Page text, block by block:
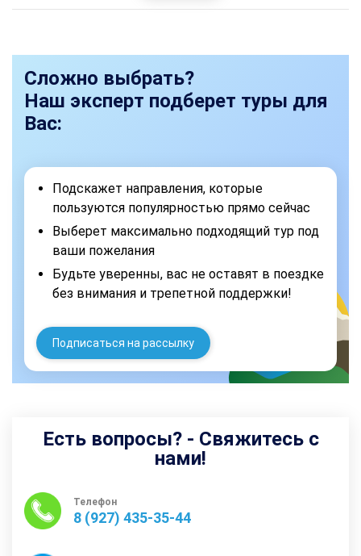
Сложно выбрать?
Наш эксперт подберет туры для
Вас:
Подскажет направления, которые
пользуются популярностью прямо сейчас
Выберет максимально подходящий тур под
ваши пожелания
Будьте уверенны, вас не оставят в поездке
без внимания и трепетной поддержки!
Подписаться на рассылку
Есть вопросы? - Свяжитесь с
нами!
Телефон
8 (927) 435-35-44